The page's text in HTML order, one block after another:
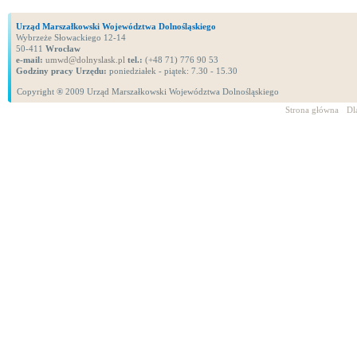
Urząd Marszałkowski Województwa Dolnośląskiego
Wybrzeże Słowackiego 12-14
50-411 Wrocław
e-mail: umwd@dolnyslask.pl tel.: (+48 71) 776 90 53
Godziny pracy Urzędu: poniedziałek - piątek: 7.30 - 15.30
Copyright ® 2009 Urząd Marszałkowski Województwa Dolnośląskiego
Strona główna